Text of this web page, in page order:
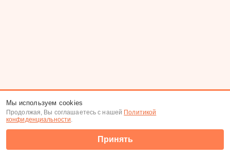
Мы используем cookies
Продолжая, Вы соглашаетесь с нашей Политикой
конфиденциальности.
Принять